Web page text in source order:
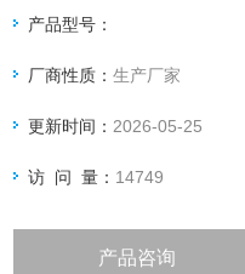
产品型号：
厂商性质：生产厂家
更新时间： 2026-05-25
访 问 量： 14749
产品咨询